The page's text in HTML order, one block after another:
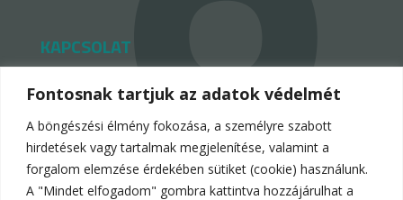
Fontosnak tartjuk az adatok védelmét
A böngészési élmény fokozása, a személyre szabott
hirdetések vagy tartalmak megjelenítése, valamint a
forgalom elemzése érdekében sütiket (cookie) használunk.
A "Mindet elfogadom" gombra kattintva hozzájárulhat a
KAPCSOLAT
 Office
 LinkedIn